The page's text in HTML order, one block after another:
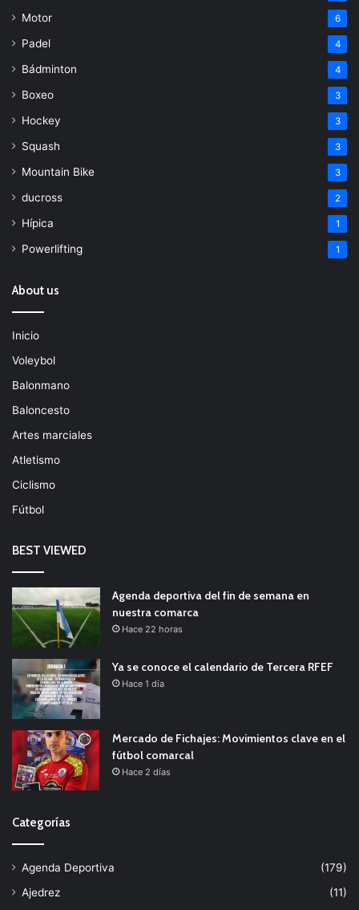
Motor 6
Padel 4
Bádminton 4
Boxeo 3
Hockey 3
Squash 3
Mountain Bike 3
ducross 2
Hípica 1
Powerlifting 1
About us
Inicio
Voleybol
Balonmano
Baloncesto
Artes marciales
Atletismo
Ciclismo
Fútbol
BEST VIEWED
Agenda deportiva del fin de semana en
nuestra comarca
Hace 22 horas
Ya se conoce el calendario de Tercera RFEF
Hace 1 día
Mercado de Fichajes: Movimientos clave en el
fútbol comarcal
Hace 2 días
Categorías
Agenda Deportiva
(179)
Ajedrez
(11)